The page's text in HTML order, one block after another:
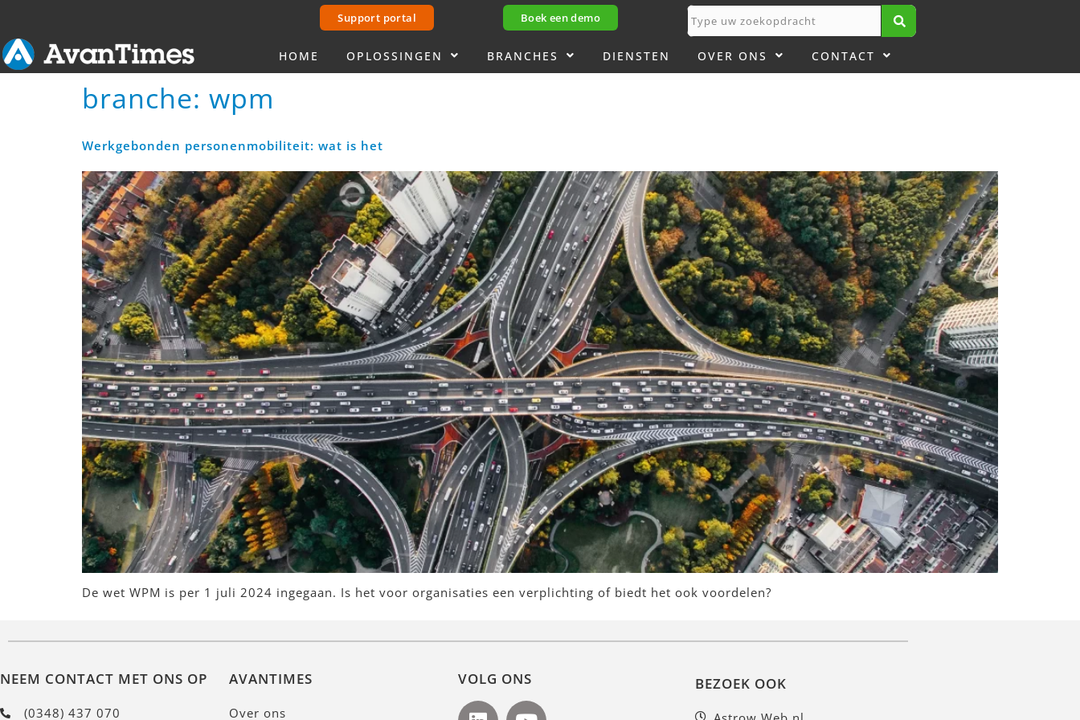
Support portal Boek een demo
HOME OPLOSSINGEN BRANCHES DIENSTEN OVER ONS CONTACT
branche: wpm
Werkgebonden personenmobiliteit: wat is het
De wet WPM is per 1 juli 2024 ingegaan. Is het voor organisaties een verplichting of biedt het ook voordelen?
NEEM CONTACT MET ONS OP
(0348) 437 070
AVANTIMES
Over ons
VOLG ONS BEZOEK OOK